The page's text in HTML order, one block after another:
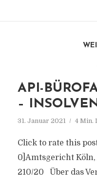
API-
–
31. Januar 2021 4 Min.
Click to rate this
0]Amtsgericht
210/20 Über das